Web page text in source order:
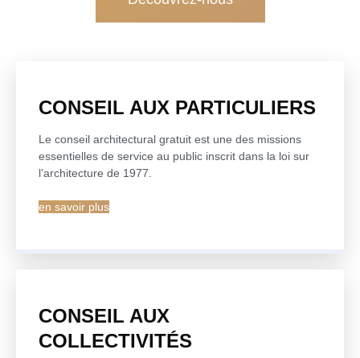
CONSEIL AUX PARTICULIERS
Le conseil architectural gratuit est une des missions
essentielles de service au public inscrit dans la loi sur
l’architecture de 1977.
en savoir plus
CONSEIL AUX
COLLECTIVITÉS